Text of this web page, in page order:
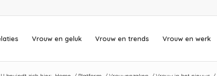
Vrouw en geluk Vrouw en trends Vrouw en werk